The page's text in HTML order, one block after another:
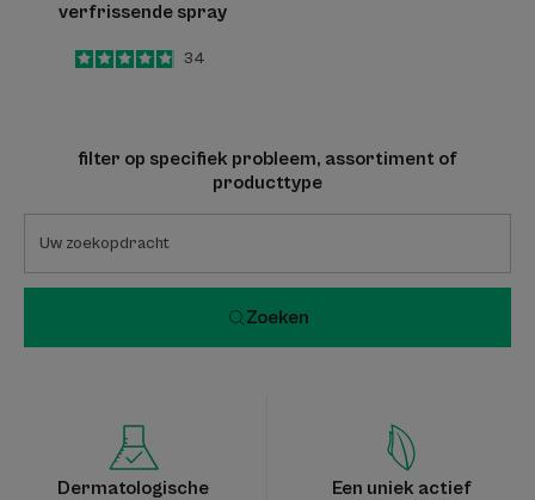
verfrissende spray
4.9
/
5
34
filter op specifiek probleem, assortiment of
producttype
Zoeken
Dermatologische
Een uniek actief